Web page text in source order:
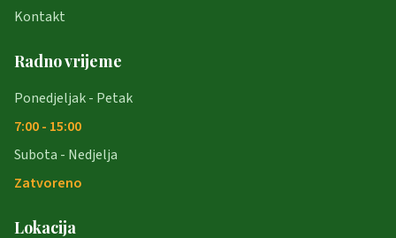
Kontakt
Radno vrijeme
Ponedjeljak - Petak
7:00 - 15:00
Subota - Nedjelja
Zatvoreno
Lokacija